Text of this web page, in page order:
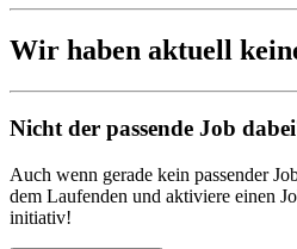
Wir haben aktuell
Nicht der passende Job
Auch wenn gerade kein passender
dem Laufenden und aktiviere einen
initiativ!